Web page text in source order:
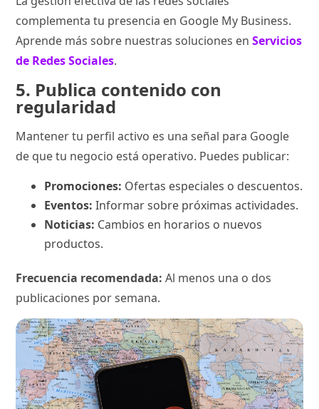
complementa tu presencia en Google My Business.
Aprende más sobre nuestras soluciones en Servicios
de Redes Sociales.
5. Publica contenido con
regularidad
Mantener tu perfil activo es una señal para Google
de que tu negocio está operativo. Puedes publicar:
Promociones: Ofertas especiales o descuentos.
Eventos: Informar sobre próximas actividades.
Noticias: Cambios en horarios o nuevos
productos.
Frecuencia recomendada: Al menos una o dos
publicaciones por semana.